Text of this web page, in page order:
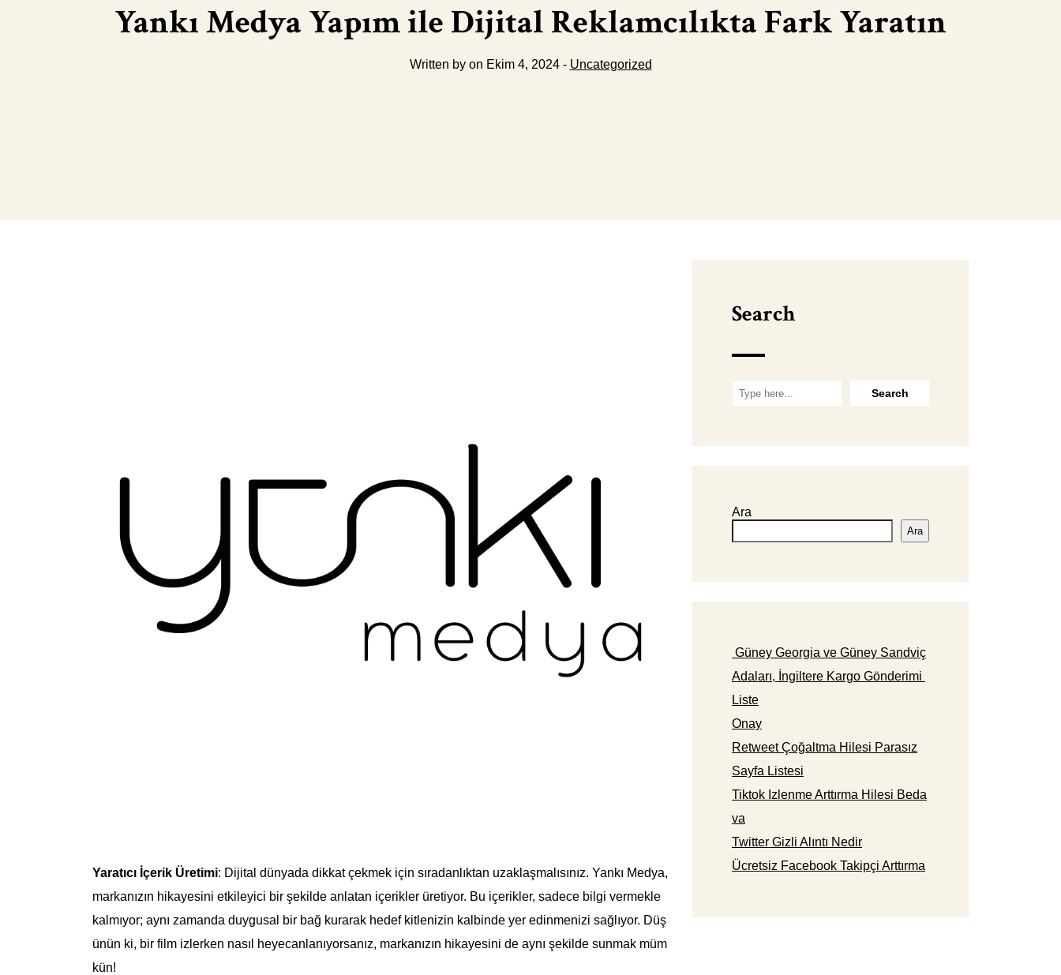
Yankı Medya Yapım ile Dijital Reklamcılıkta Fark Yaratın
Written by on Ekim 4, 2024 - Uncategorized
Yaratıcı İçerik Üretimi: Dijital dünyada dikkat çekmek için sıradanlıktan uzaklaşmalısınız. Yankı Medya,
markanızın hikayesini etkileyici bir şekilde anlatan içerikler üretiyor. Bu içerikler, sadece bilgi vermekle
kalmıyor; aynı zamanda duygusal bir bağ kurarak hedef kitlenizin kalbinde yer edinmenizi sağlıyor. Düş
ünün ki, bir film izlerken nasıl heyecanlanıyorsanız, markanızın hikayesini de aynı şekilde sunmak müm
kün!
Search
Ara
Ara
Güney Georgia ve Güney Sandviç
Adaları, İngiltere Kargo Gönderimi
Liste
Onay
Retweet Çoğaltma Hilesi Parasız
Sayfa Listesi
Tiktok Izlenme Arttırma Hilesi Beda
va
Twitter Gizli Alıntı Nedir
Ücretsiz Facebook Takipçi Arttırma